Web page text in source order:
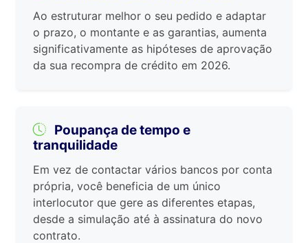
Ao estruturar melhor o seu pedido e adaptar
o prazo, o montante e as garantias, aumenta
significativamente as hipóteses de aprovação
da sua recompra de crédito em 2026.
Poupança de tempo e
tranquilidade
Em vez de contactar vários bancos por conta
própria, você beneficia de um único
interlocutor que gere as diferentes etapas,
desde a simulação até à assinatura do novo
contrato.